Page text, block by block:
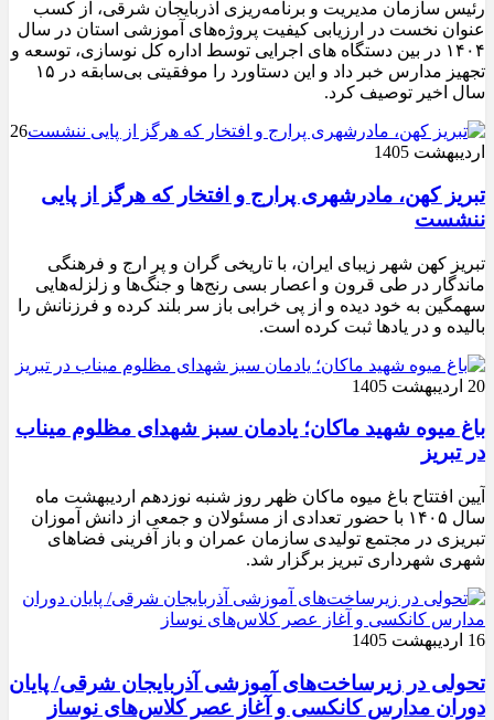
رئیس سازمان مدیریت و برنامه‌ریزی آذربایجان شرقی، از کسب
عنوان نخست در ارزیابی کیفیت پروژه‌های آموزشی استان در سال
۱۴۰۴ در بین دستگاه های اجرایی توسط اداره کل نوسازی، توسعه و
تجهیز مدارس خبر داد و این دستاورد را موفقیتی بی‌سابقه در ۱۵
سال اخیر توصیف کرد.
26
اردیبهشت 1405
تبریز کهن، مادرشهری پرارج و افتخار که هرگز از پایی
ننشست
تبریز کهن شهر زیبای ایران، با تاریخی گران و پر ارج و فرهنگی
ماندگار در طی قرون و اعصار بسی رنج‌ها و جنگ‌ها و زلزله‌هایی
سهمگین به خود دیده و از پی خرابی باز سر بلند کرده و فرزنانش را
بالیده و در یادها ثبت کرده است.
20 اردیبهشت 1405
باغ میوه شهید ماکان؛ یادمان سبز شهدای مظلوم میناب
در تبریز
آیین افتتاح باغ میوه ماکان ظهر روز شنبه نوزدهم اردیبهشت ماه
سال ۱۴۰۵ با حضور تعدادی از مسئولان و جمعی از دانش آموزان
تبریزی در مجتمع تولیدی سازمان عمران و باز آفرینی فضاهای
شهری شهرداری تبریز برگزار شد.
16 اردیبهشت 1405
تحولی در زیرساخت‌های آموزشی آذربایجان شرقی/ پایان
دوران مدارس کانکسی و آغاز عصر کلاس‌های نوساز